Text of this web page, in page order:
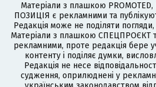
Матеріали з плашкою
ПОЗИЦІЯ є рекламними та
Редакція може не поділяти
Матеріали з плашкою СПЕЦПРОЄКТ
рекламними, проте редакція бере
контенту і поділяє думки,
Редакція не несе
судження, оприлюднені у